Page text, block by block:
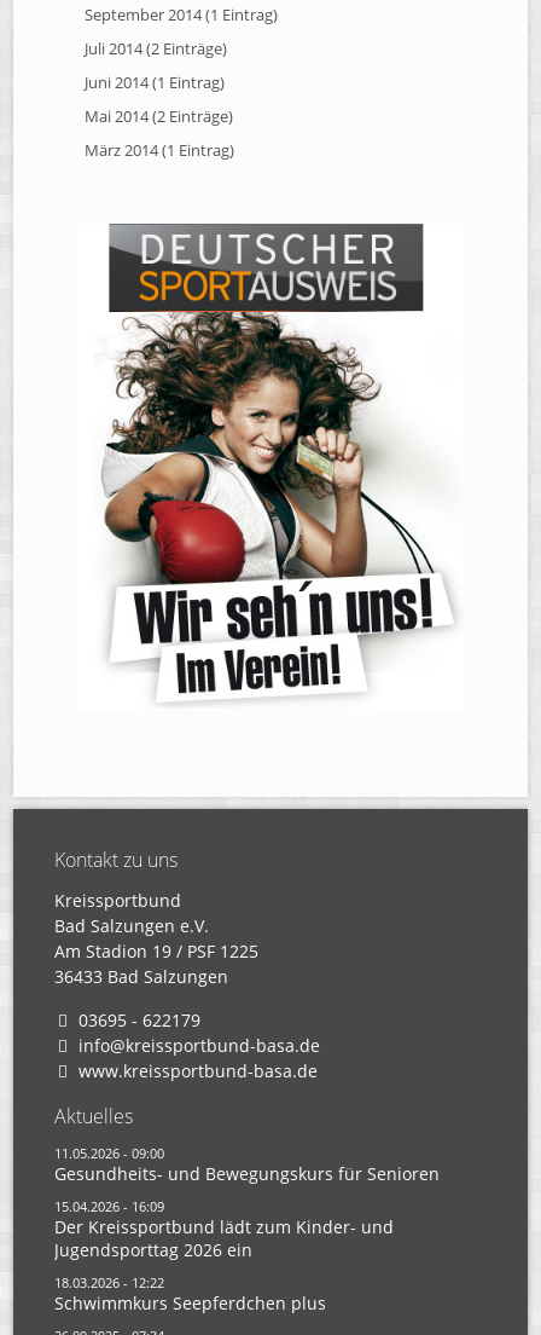
September 2014 (1 Eintrag)
Juli 2014 (2 Einträge)
Juni 2014 (1 Eintrag)
Mai 2014 (2 Einträge)
März 2014 (1 Eintrag)
Kontakt zu uns
Kreissportbund
Bad Salzungen e.V.
Am Stadion 19 / PSF 1225
36433 Bad Salzungen
03695 - 622179
info@kreissportbund-basa.de
www.kreissportbund-basa.de
Aktuelles
11.05.2026 - 09:00
Gesundheits- und Bewegungskurs für Senioren
15.04.2026 - 16:09
Der Kreissportbund lädt zum Kinder- und
Jugendsporttag 2026 ein
18.03.2026 - 12:22
Schwimmkurs Seepferdchen plus